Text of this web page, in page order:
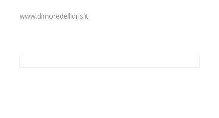
www.dimoredellidris.it